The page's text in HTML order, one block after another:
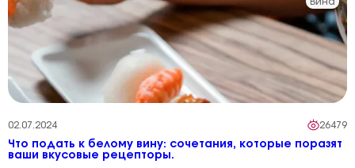
02.07.2024 26479
Что подать к белому вину: сочетания, которые поразят
ваши вкусовые рецепторы.